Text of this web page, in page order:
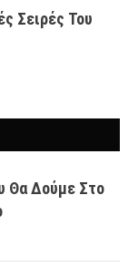
Σειρές Του
Θα Δούμε Στο